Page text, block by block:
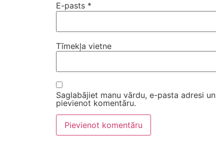
E-pasts *
Tīmekļa vietne
Saglabājiet manu vārdu, e-pasta adresi
pievienot komentāru.